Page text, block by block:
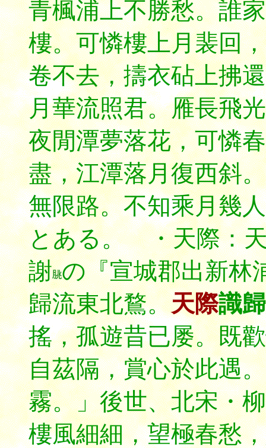
青楓浦上不勝愁。誰
樓。可憐樓上月裴回
卷不去，擣衣砧上拂
月華流照君。雁長飛
夜閒潭夢落花，可憐
盡，江潭落月復西斜
無限路。不知乘月幾
とある。 ・天際：
謝 の『宣城郡出新林
歸流東北鶩。天際識
搖，孤遊昔已屡。既
自茲隔，賞心於此遇
霧。」後世、北宋・
樓風細細，望極春愁，